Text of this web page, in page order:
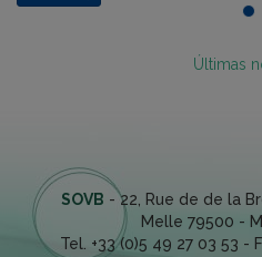
Últimas
SOVB -22, Rue de de la
Melle 79500 -
Tel. +33 (0)5 49 27 03 53 -